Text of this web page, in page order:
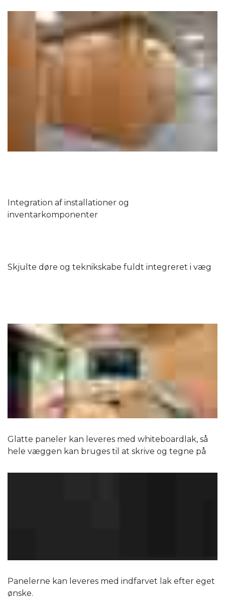
Integration af installationer og
inventarkomponenter
Skjulte døre og teknikskabe fuldt integreret i væg
Glatte paneler kan leveres med whiteboardlak, så
hele væggen kan bruges til at skrive og tegne på
Panelerne kan leveres med indfarvet lak efter eget
ønske.